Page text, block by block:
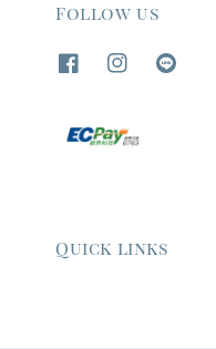
Follow us
Quick links